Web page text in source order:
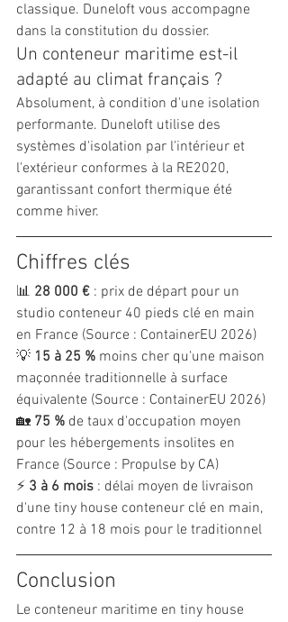
classique. Duneloft vous accompagne
dans la constitution du dossier.
Un conteneur maritime est-il
adapté au climat français ?
Absolument, à condition d'une isolation
performante. Duneloft utilise des
systèmes d'isolation par l'intérieur et
l'extérieur conformes à la RE2020,
garantissant confort thermique été
comme hiver.
Chiffres clés
📊 28 000 € : prix de départ pour un
studio conteneur 40 pieds clé en main
en France (Source : ContainerEU 2026)
💡 15 à 25 % moins cher qu'une maison
maçonnée traditionnelle à surface
équivalente (Source : ContainerEU 2026)
🏡 75 % de taux d'occupation moyen
pour les hébergements insolites en
France (Source : Propulse by CA)
⚡ 3 à 6 mois : délai moyen de livraison
d'une tiny house conteneur clé en main,
contre 12 à 18 mois pour le traditionnel
Conclusion
Le conteneur maritime en tiny house